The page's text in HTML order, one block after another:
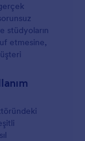
stüdyoların
etmesine,